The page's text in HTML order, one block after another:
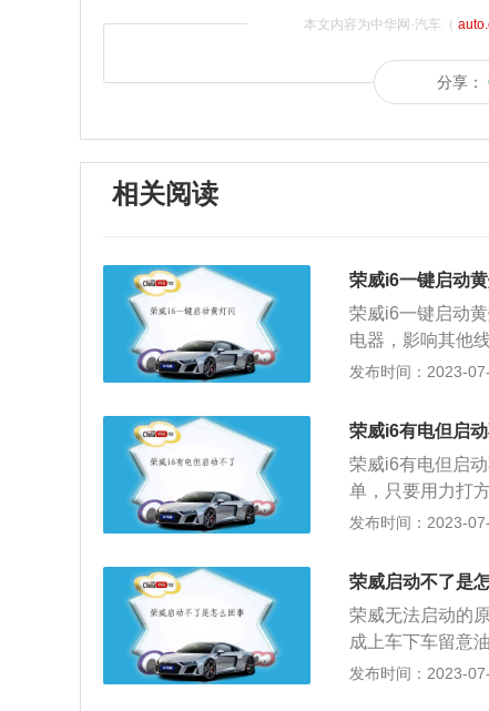
本文内容为中华网·汽车（
分享：
相关阅读
荣威i6一键启动
荣威i6一键启动
电器，影响其他
更换电池。3、钥
正常的防盗功能
会认为汽车被盗
向盘，再一键启
法：需要清理积
业维修机构检修
发布时间：2023-
荣威i6有电但启
荣威i6有电但启
单，只要用力打
是瞬间的事情了
T、CVT、AMT)
保挡位处在P挡
车内，但是仪表
系统感应不到钥
上，然后再按压
发布时间：2023-
荣威启动不了是
荣威无法启动的
成上车下车留意
或N挡上，如果
发布时间：2023-